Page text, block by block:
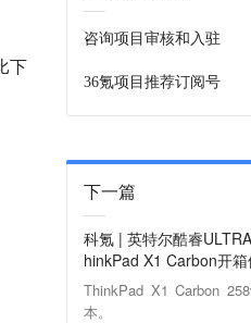
下
咨询项目审核和入驻
36氪项目推荐订阅号
下一篇
科氪 | 英特尔酷睿
hinkPad X1 Carbon开
ThinkPad X1 Carbon
本。